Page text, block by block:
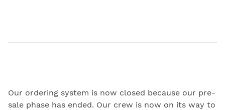
Our ordering system is now closed because our pre-
sale phase has ended. Our crew is now on its way to